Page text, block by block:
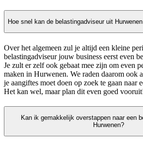
Hoe snel kan de belastingadviseur uit
Over het algemeen zul je altijd een kleine
belastingadviseur jouw business eerst even
Je zult er zelf ook gebaat mee zijn om even
maken in Hurwenen. We raden daarom ook
je aangiftes moet doen op zoek te gaan naar
Het kan wel, maar plan dit even goed
Kan ik gemakkelijk overstappen naar een
Hurwenen?